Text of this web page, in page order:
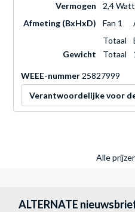
Vermogen
2,4 Watt
Afmeting (BxHxD)
Fan 1
Totaal
Gewicht
Totaal
WEEE-nummer 25827999
Verantwoordelijke voor
Alle
ALTERNATE